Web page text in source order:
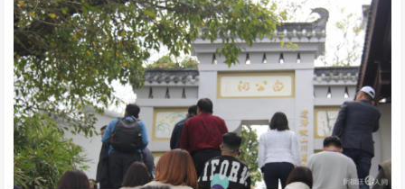
海外华文媒体代表团参访重庆忠县
白公祠和忠州博物馆